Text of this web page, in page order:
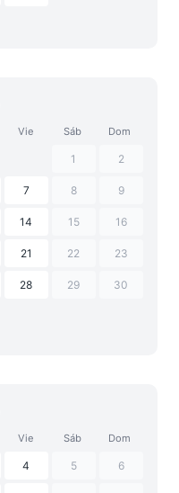
Vie Sáb Dom
1 2
7 8 9
14 15 16
21 22 23
28 29 30
Vie Sáb Dom
4 5 6